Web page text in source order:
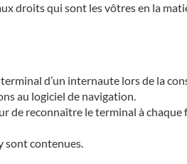
droits qui sont les vôtres en la
d’un internaute lors de la
au logiciel de navigation.
de reconnaître le terminal à
sont contenues.